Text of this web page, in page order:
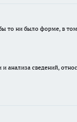
то ни было форме, в
анализа сведений,